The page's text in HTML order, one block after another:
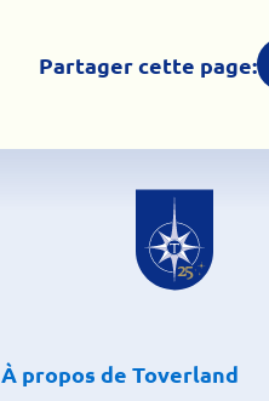
Partager cette page:
À propos de Toverland